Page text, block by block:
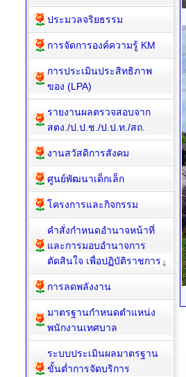
ประมวลจริยธรรม
การจัดการองค์ความรู้ KM
การประเมินประสิทธิภาพ
ของ (LPA)
รายงานผลตรวจสอบจาก
สตง./ป.ป.ช./ป.ป.ท./สถ.
งานสวัสดิการสังคม
ศูนย์พัฒนาเด็กเล็ก
โครงการและกิจกรรม
คำสั่งกำหนดอำนาจหน้าที่
และการมอบอำนาจการ
ตัดสินใจ เพื่อปฏิบัติราชการ
การลดพลังงาน
มาตรฐานกำหนดตำแหน่ง
พนักงานเทศบาล
ระบบประเมินผลมาตรฐาน
ขั้นต่ำการจัดบริการ